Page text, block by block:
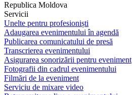
Republica Moldova
Servicii
Unelte pentru profesioniști
Adaugarea evenimentului în agendă
Publicarea comunicatului de presă
Transcrierea evenimentului
Asigurarea sonorizării pentru eveniment
Fotografii din cadrul evenimentului
Filmări de la eveniment
Serviciu de mixare video